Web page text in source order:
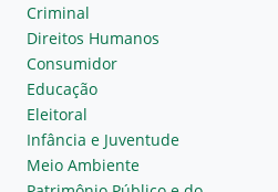
Criminal
Direitos Humanos
Consumidor
Educação
Eleitoral
Infância e Juventude
Meio Ambiente